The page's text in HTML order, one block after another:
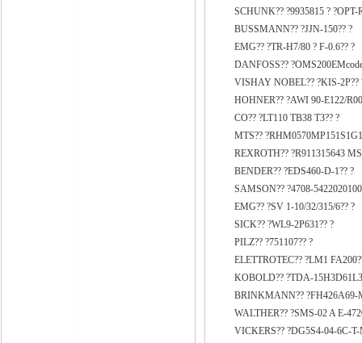
SCHUNK?? ?9935815 ? ?OPT-
BUSSMANN?? ?JJN-150?? ?
EMG?? ?TR-H7/80 ? F-0.6?? ?
DANFOSS??
VISHAY NOBEL?? ?KIS-2P??
HOHNER?? ?AWI 90-E122/
CO?? ?LT110 TB38 T3?? ?
MTS??
REXROTH?? ?R911315643
BENDER?? ?EDS460-D-1?? ?
SAMSON?? ?4708-
EMG?? ?SV 1-10/32/315/6?? ?
SICK?? ?WL9-2P631?? ?
PILZ?? ?751107?? ?
ELETTROTEC?? ?LM1
KOBOLD?? ?TDA-
BRINKMANN?? ?FH426A69-
WALTHER?? ?SMS-02 A E-
VICKERS?? ?DG5S4-04-6C-